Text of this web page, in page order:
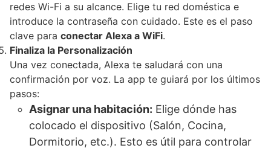
redes Wi-Fi a su alcance. Elige tu red doméstica e
introduce la contraseña con cuidado. Este es el paso
clave para conectar Alexa a WiFi.
Finaliza la Personalización
Una vez conectada, Alexa te saludará con una
confirmación por voz. La app te guiará por los últimos
pasos:
Asignar una habitación: Elige dónde has
colocado el dispositivo (Salón, Cocina,
Dormitorio, etc.). Esto es útil para controlar